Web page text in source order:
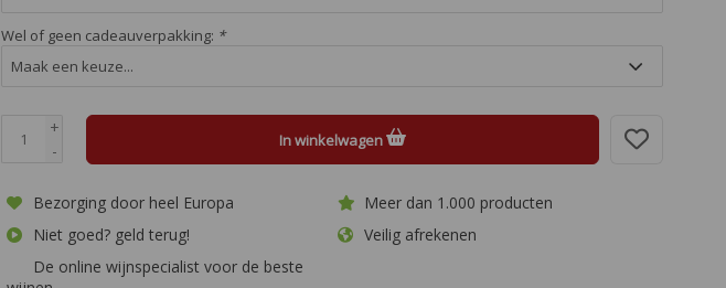
Wel of geen cadeauverpakking: *
+
-
In winkelwagen
Bezorging door heel Europa
Meer dan 1.000 producten
Niet goed? geld terug!
Veilig afrekenen
De online wijnspecialist voor de beste